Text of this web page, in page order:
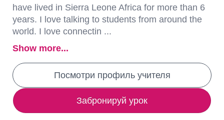
have lived in Sierra Leone Africa for more than 6
years. I love talking to students from around the
world. I love connectin ...
Show more...
Посмотри профиль учителя
Забронируй урок